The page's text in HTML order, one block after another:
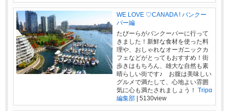
WE LOVE ♡CANADA ! バンクー
バー編
たびーらがバンクーバーに行って
きました！新鮮な食材を使った料
理や、おしゃれなオーガニックカ
フェなどがとってもおすすめ！街
歩きはもちろん、雄大な自然も素
晴らしい街です♪ お腹は美味しい
グルメで満たして、心地よい雰囲
気に心も満たされましょう！ Tripα
編集部| 5130view